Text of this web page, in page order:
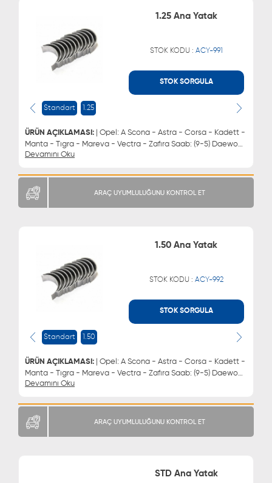
1.25 Ana Yatak
STOK KODU : ACY-991
STOK SORGULA
Standart 1.25
ÜRÜN AÇIKLAMASI: | Opel: A Scona - Astra - Corsa - Kadett -
Manta - Tıgra - Mareva - Vectra - Zafıra Saab: (9-5) Daewoo:
Devamını Oku
0543 329 21 55
ARAÇ UYUMLULUĞUNU KONTROL ET
1.50 Ana Yatak
STOK KODU : ACY-992
STOK SORGULA
Standart 1.50
ÜRÜN AÇIKLAMASI: | Opel: A Scona - Astra - Corsa - Kadett -
Manta - Tıgra - Mareva - Vectra - Zafıra Saab: (9-5) Daewoo:
Devamını Oku
0543 329 21 55
ARAÇ UYUMLULUĞUNU KONTROL ET
STD Ana Yatak